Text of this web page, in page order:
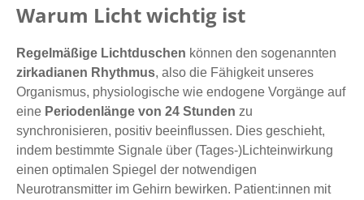
Warum Licht wichtig ist
Regelmäßige Lichtduschen können den sogenannten
zirkadianen Rhythmus, also die Fähigkeit unseres
Organismus, physiologische wie endogene Vorgänge auf
eine Periodenlänge von 24 Stunden zu
synchronisieren, positiv beeinflussen. Dies geschieht,
indem bestimmte Signale über (Tages-)Lichteinwirkung
einen optimalen Spiegel der notwendigen
Neurotransmitter im Gehirn bewirken. Patient:innen mit